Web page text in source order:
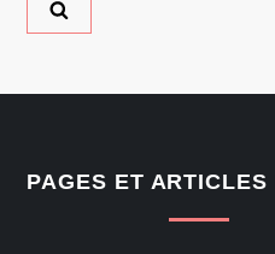
PAGES ET ARTICLES